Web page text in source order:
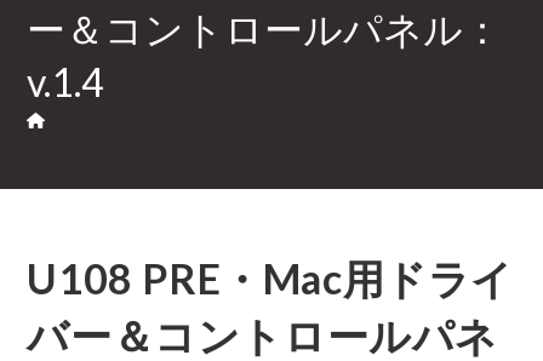
ー＆コントロールパネル：
v.1.4
U108 PRE・Mac用ドライ
バー＆コントロールパネ